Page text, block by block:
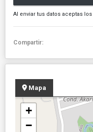
Al enviar tus datos aceptas los
Compartir:
Mapa
+
−